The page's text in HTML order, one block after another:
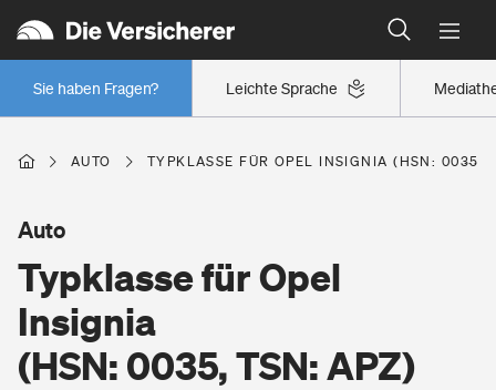
Leichte Sprache
Sie haben Fragen?
Wer versichert was: Jetzt Versicherer finden
Regionalklassen: So ist Ihre Region eingestuft
Wer versichert was: Jetzt Versicherer finden
Berufsunfähigkeitsversicherung
Erwerbsunfähigkeitsversicherung
Wohnen
Wohngebäudeversicherung
AUTO TYPKLASSE FÜR OPEL INSIGNIA (HSN: 0035,
Typklasse für Opel
Insignia
(HSN: 0035, TSN: APZ)
Auto